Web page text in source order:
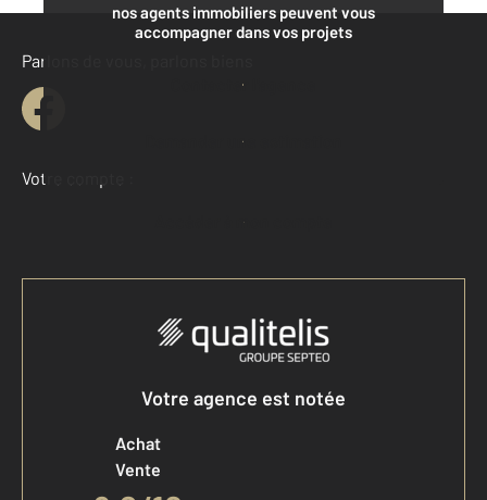
nos agents immobiliers peuvent vous
accompagner dans vos projets
Contacter l'agence
Demander une estimation
Parlons de vous, parlons biens
Votre compte :
Accéder à mon compte
Votre agence est notée
Achat
Vente